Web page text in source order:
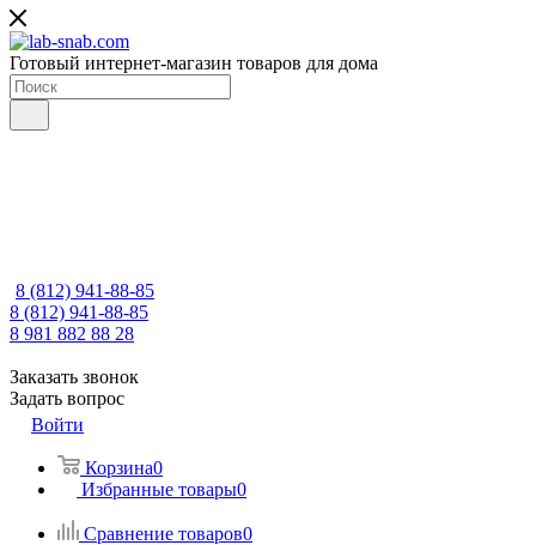
Готовый интернет-магазин товаров для дома
8 (812) 941-88-85
8 (812) 941-88-85
8 981 882 88 28
Заказать звонок
Задать вопрос
Войти
Корзина0
Избранные товары0
Сравнение товаров0